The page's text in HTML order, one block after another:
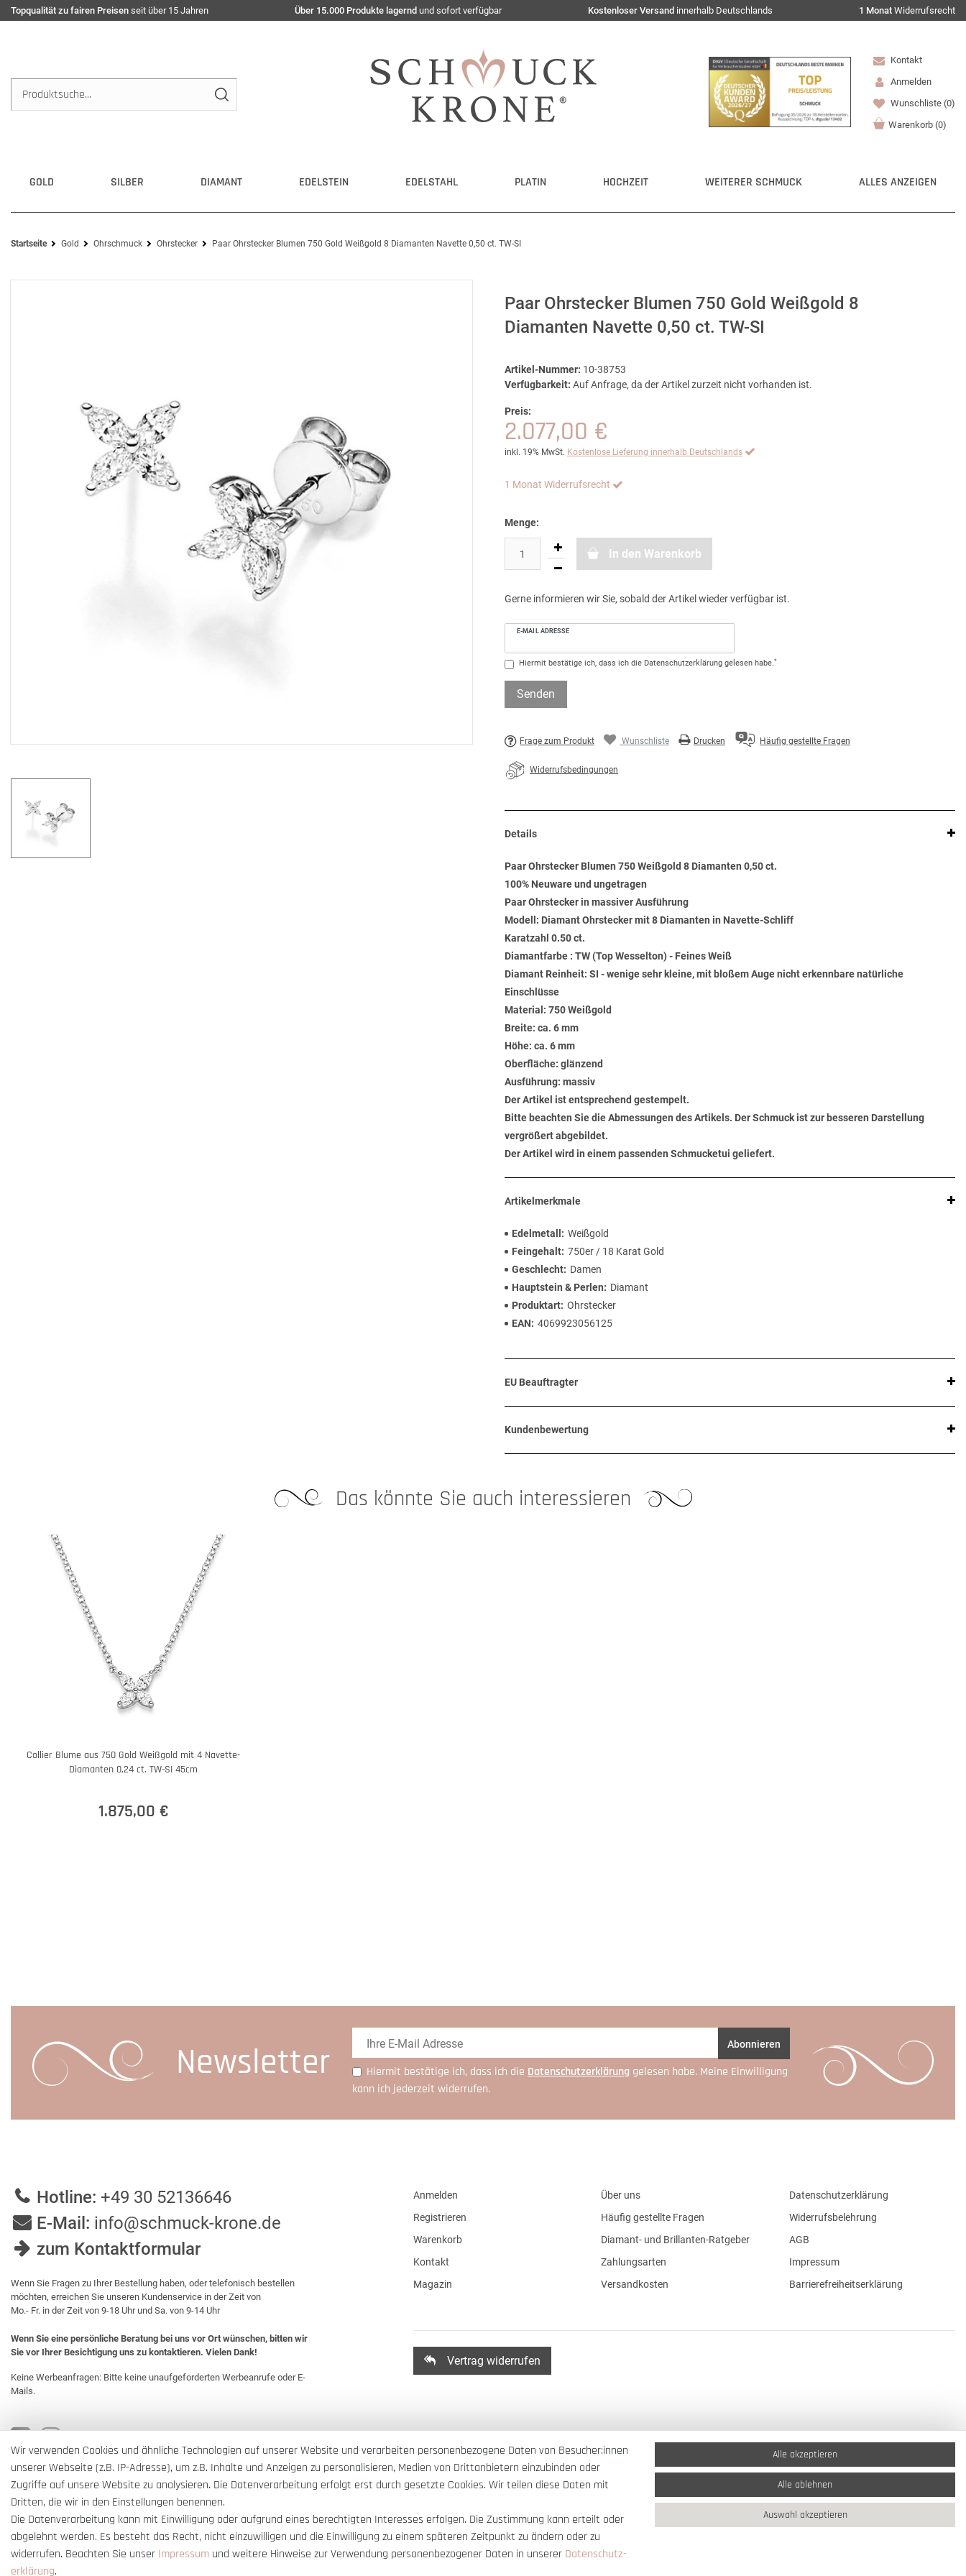
Topqualität zu fairen Preisen seit über 15 Jahren Über 15.000 Produkte lagernd und sofort verfügbar Kostenloser Versand innerhalb Deutschlands 1 Monat Widerrufsrecht
Kontakt
Anmelden
Wunschliste (0)
Warenkorb (0)
GOLD SILBER DIAMANT EDELSTEIN EDELSTAHL PLATIN HOCHZEIT WEITERER SCHMUCK ALLES ANZEIGEN
Startseite Gold Ohrschmuck Ohrstecker Paar Ohrstecker Blumen 750 Gold Weißgold 8 Diamanten Navette 0,50 ct. TW-SI
Paar Ohrstecker Blumen 750 Gold Weißgold 8
Diamanten Navette 0,50 ct. TW-SI
Artikel-Nummer: 10-38753
Verfügbarkeit: Auf Anfrage, da der Artikel zurzeit nicht vorhanden ist.
Preis:
2.077,00 €
inkl. 19% MwSt. Kostenlose Lieferung innerhalb Deutschlands
1 Monat Widerrufsrecht
Menge:
In den Warenkorb
Gerne informieren wir Sie, sobald der Artikel wieder verfügbar ist.
E-MAIL ADRESSE
Hiermit bestätige ich, dass ich die Daten­schutz­erklärung gelesen habe.*
Senden
Frage zum Produkt Wunschliste Drucken Häufig gestellte Fragen
Widerrufsbedingungen
Details
Paar Ohrstecker Blumen 750 Weißgold 8 Diamanten 0,50 ct.
100% Neuware und ungetragen
Paar Ohrstecker in massiver Ausführung
Modell: Diamant Ohrstecker mit 8 Diamanten in Navette-Schliff
Karatzahl 0.50 ct.
Diamantfarbe : TW (Top Wesselton) - Feines Weiß
Diamant Reinheit: SI - wenige sehr kleine, mit bloßem Auge nicht erkennbare natürliche
Einschlüsse
Material: 750 Weißgold
Breite: ca. 6 mm
Höhe: ca. 6 mm
Oberfläche: glänzend
Ausführung: massiv
Der Artikel ist entsprechend gestempelt.
Bitte beachten Sie die Abmessungen des Artikels. Der Schmuck ist zur besseren Darstellung
vergrößert abgebildet.
Der Artikel wird in einem passenden Schmucketui geliefert.
Artikelmerkmale
Edelmetall
Weißgold
Feingehalt 750er / 18 Karat Gold
Geschlecht
Damen
Hauptstein & Perlen
Diamant
Produktart Ohrstecker
EAN
4069923056125
EU Beauftragter
Kundenbewertung
Das könnte Sie auch interessieren
Collier Blume aus 750 Gold Weißgold mit 4 Navette-
Diamanten 0,24 ct. TW-SI 45cm
1.875,00 €
Newsletter Abonnieren
Hiermit bestätige ich, dass ich die Daten­schutz­erklärung gelesen habe. Meine Einwilligung
kann ich jederzeit widerrufen.
Hotline: +49 30 52136646
E-Mail: info@schmuck-krone.de
zum Kontaktformular
Wenn Sie Fragen zu Ihrer Bestellung haben, oder telefonisch bestellen
möchten, erreichen Sie unseren Kundenservice in der Zeit von
Mo.- Fr. in der Zeit von 9-18 Uhr und Sa. von 9-14 Uhr
Wenn Sie eine persönliche Beratung bei uns vor Ort wünschen, bitten wir
Sie vor Ihrer Besichtigung uns zu kontaktieren. Vielen Dank!
Keine Werbeanfragen: Bitte keine unaufgeforderten Werbeanrufe oder E-
Mails.
Anmelden
Registrieren
Warenkorb
Kontakt
Magazin
Über uns
Häufig gestellte Fragen
Diamant- und Brillanten-Ratgeber
Zahlungsarten
Versandkosten
Datenschutzerklärung
Widerrufsbelehrung
AGB
Impressum
Barrierefreiheitserklärung
Vertrag widerrufen
Wir verwenden Cookies und ähnliche Technologien auf unserer Website und verarbeiten personenbezogene Daten von Besucher:innen
unserer Webseite (z.B. IP-Adresse), um z.B. Inhalte und Anzeigen zu personalisieren, Medien von Drittanbietern einzubinden oder
Zugriffe auf unsere Website zu analysieren. Die Datenverarbeitung erfolgt erst durch gesetzte Cookies. Wir teilen diese Daten mit
Dritten, die wir in den Einstellungen benennen.
Die Datenverarbeitung kann mit Einwilligung oder aufgrund eines berechtigten Interesses erfolgen. Die Zustimmung kann erteilt oder
abgelehnt werden. Es besteht das Recht, nicht einzuwilligen und die Einwilligung zu einem späteren Zeitpunkt zu ändern oder zu
widerrufen. Beachten Sie unser Impressum und weitere Hinweise zur Verwendung personenbezogener Daten in unserer Daten­schutz­
erklärung.
Alle akzeptieren
Alle ablehnen
Auswahl akzeptieren